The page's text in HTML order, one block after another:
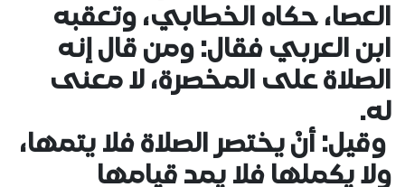
العصا، حكاه الخطابي، وتعقبه
ابن العربي فقال: ومن قال إنه
الصلاة على المخصرة، لا معنى
له.
وقيل: أنْ يختصر الصلاة فلا يتمها،
ولا يكملها فلا يمد قيامها